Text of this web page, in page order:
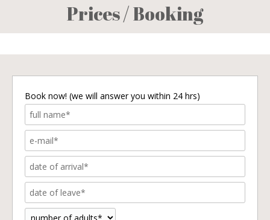
Prices / Booking
Book now! (we will answer you within 24 hrs)